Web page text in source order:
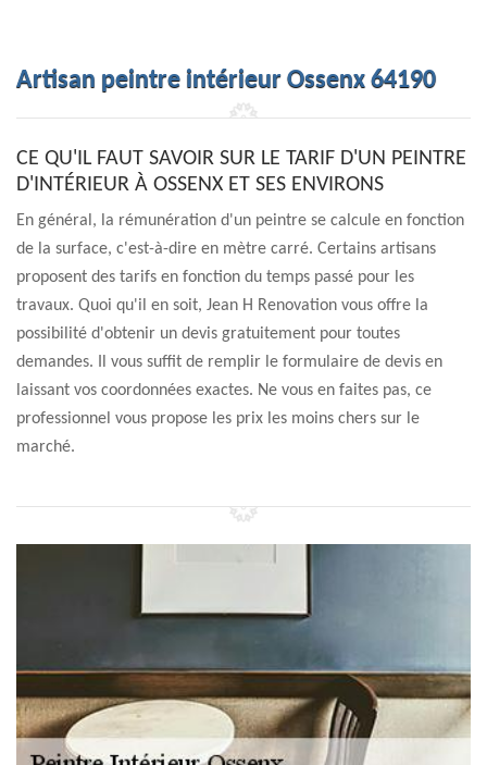
Artisan peintre intérieur Ossenx 64190
CE QU'IL FAUT SAVOIR SUR LE TARIF D'UN PEINTRE
D'INTÉRIEUR À OSSENX ET SES ENVIRONS
En général, la rémunération d'un peintre se calcule en fonction
de la surface, c'est-à-dire en mètre carré. Certains artisans
proposent des tarifs en fonction du temps passé pour les
travaux. Quoi qu'il en soit, Jean H Renovation vous offre la
possibilité d'obtenir un devis gratuitement pour toutes
demandes. Il vous suffit de remplir le formulaire de devis en
laissant vos coordonnées exactes. Ne vous en faites pas, ce
professionnel vous propose les prix les moins chers sur le
marché.